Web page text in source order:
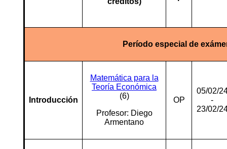
Período especial de
Introducción
Matemática para la
Teoría Económica
(6)
Profesor: Diego
Armentano
OP
05/02/
-
23/02/